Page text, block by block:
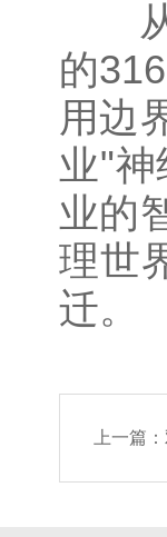
从
的
用边
业"
业的
理世
迁。
上一篇：